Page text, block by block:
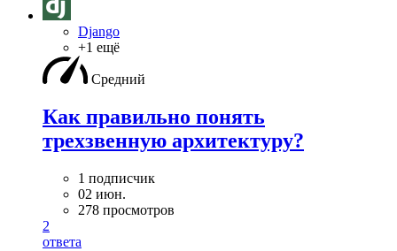
Django
+1 ещё
Средний
Как правильно понять
трехзвенную архитектуру?
1 подписчик
02 июн.
278 просмотров
2
ответа